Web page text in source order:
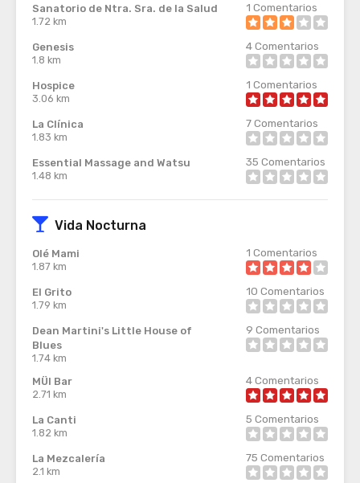
Sanatorio de Ntra. Sra. de la Salud
1.72 km
1 Comentarios
Genesis
1.8 km
4Comentarios
Hospice
3.06 km
1 Comentarios
La Clínica
1.83 km
7Comentarios
Essential Massage and Watsu
1.48 km
35 Comentarios
Vida Nocturna
Olé Mami
1.87 km
1 Comentarios
El Grito
1.79 km
10 Comentarios
Dean Martini's Little House of
Blues
1.74 km
9 Comentarios
MÜI Bar
2.71 km
4Comentarios
La Canti
1.82 km
5 Comentarios
La Mezcalería
2.1 km
75 Comentarios